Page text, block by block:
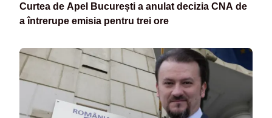
Curtea de Apel București a anulat decizia CNA de
a întrerupe emisia pentru trei ore